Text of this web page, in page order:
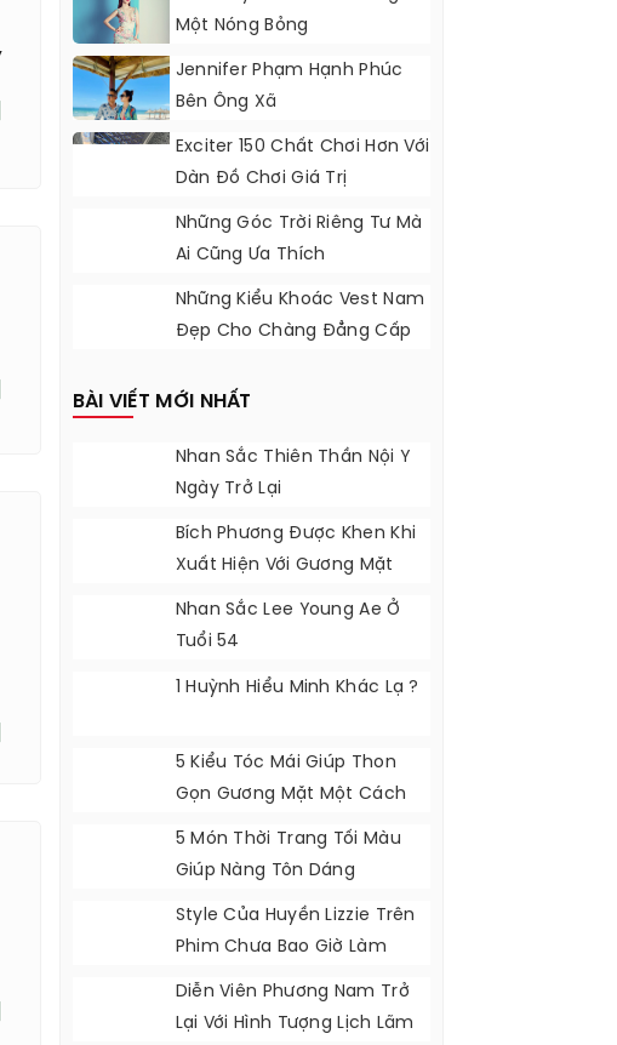
Một Nóng Bỏng
Jennifer Phạm Hạnh Phúc
Bên Ông Xã
Exciter 150 Chất Chơi Hơn Với
Dàn Đồ Chơi Giá Trị
Những Góc Trời Riêng Tư Mà
Ai Cũng Ưa Thích
Những Kiểu Khoác Vest Nam
Đẹp Cho Chàng Đẳng Cấp
BÀI VIẾT MỚI NHẤT
Nhan Sắc Thiên Thần Nội Y
Ngày Trở Lại
Bích Phương Được Khen Khi
Xuất Hiện Với Gương Mặt
Khác Lạ
Nhan Sắc Lee Young Ae Ở
Tuổi 54
1 Huỳnh Hiểu Minh Khác Lạ ?
5 Kiểu Tóc Mái Giúp Thon
Gọn Gương Mặt Một Cách
Tự Nhiên
5 Món Thời Trang Tối Màu
Giúp Nàng Tôn Dáng
Style Của Huyền Lizzie Trên
Phim Chưa Bao Giờ Làm
Khán Giả Thất Vọng
Diễn Viên Phương Nam Trở
Lại Với Hình Tượng Lịch Lãm